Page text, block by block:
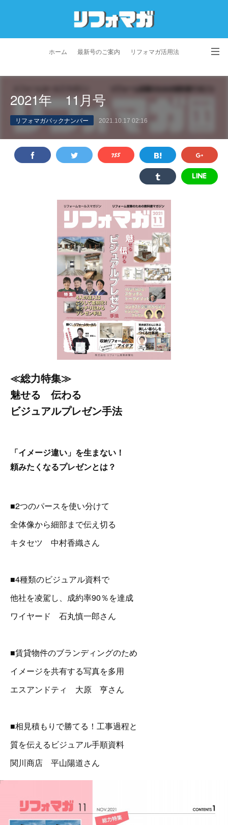
ホーム 最新号のご案内 リフォマガ活用法
プライバシーポリシー
2021年 11月号
リフォマガバックナンバー 2021.10.17 02:16
≪総力特集≫
魅せる 伝わる
ビジュアルプレゼン手法
「イメージ違い」を生まない！
頼みたくなるプレゼンとは？
■2つのパースを使い分けて
全体像から細部まで伝え切る
キタセツ 中村香織さん
■4種類のビジュアル資料で
他社を凌駕し、成約率90％を達成
ワイヤード 石丸慎一郎さん
■賃貸物件のブランディングのため
イメージを共有する写真を多用
エスアンドティ 大原 亨さん
■相見積もりで勝てる！工事過程と
質を伝えるビジュアル手順資料
関川商店 平山陽道さん